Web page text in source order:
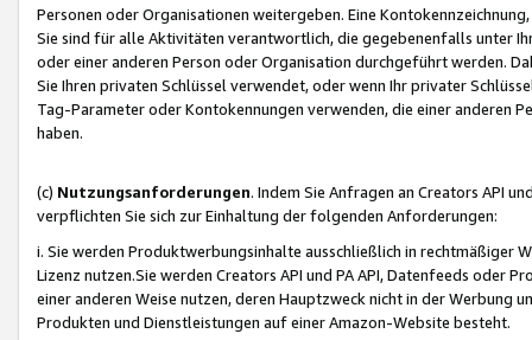
Personen oder Organisationen weitergeben. Eine
Sie sind für alle Aktivitäten verantwortlich, die gegebenenfalls unter
oder einer anderen Person oder Organisation durchgeführt werden.
Sie Ihren privaten Schlüssel verwendet, oder wenn Ihr privater
Tag-Parameter oder Kontokennungen verwenden, die einer anderen
haben.
(c) Nutzungsanforderungen. Indem Sie Anfragen an Creators API
verpflichten Sie sich zur Einhaltung der folgenden Anforderungen:
i. Sie werden Produktwerbungsinhalte ausschließlich in rechtmäßiger
Lizenz nutzen.Sie werden Creators API und PA API, Datenfeeds oder
einer anderen Weise nutzen, deren Hauptzweck nicht in der Werbung
Produkten und Dienstleistungen auf einer Amazon-Website besteht.